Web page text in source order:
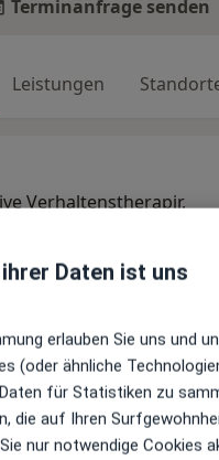
Terminanfrage senden
Leistungen
Verhaltenstherapir,
in sozialen
mit, um Sie
Krankheiten
Schlafstörungen
Angst
Daten ist uns
erlauben Sie uns und
(oder ähnliche
für Statistiken zu
die auf Ihren
nur notwendige Cookies